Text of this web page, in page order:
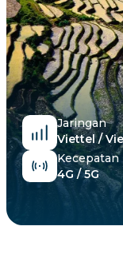
Jaringan
Viettel /
Kecepatan
4G / 5G